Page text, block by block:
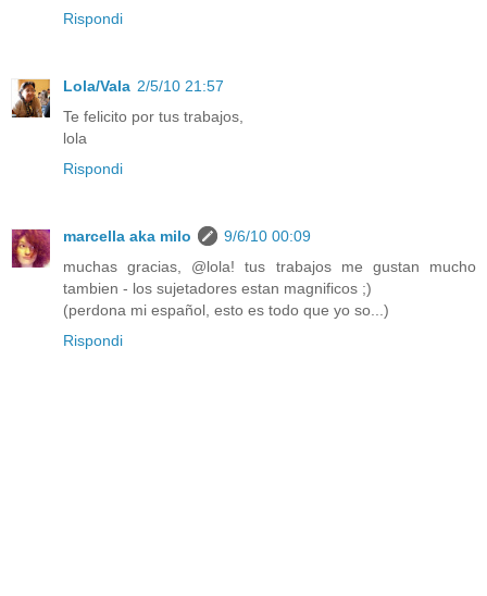
Rispondi
Lola/Vala 2/5/10 21:57
Te felicito por tus trabajos,
lola
Rispondi
marcella aka milo
9/6/10 00:09
muchas gracias, @lola! tus trabajos me gustan mucho
tambien - los sujetadores estan magnificos ;)
(perdona mi español, esto es todo que yo so...)
Rispondi